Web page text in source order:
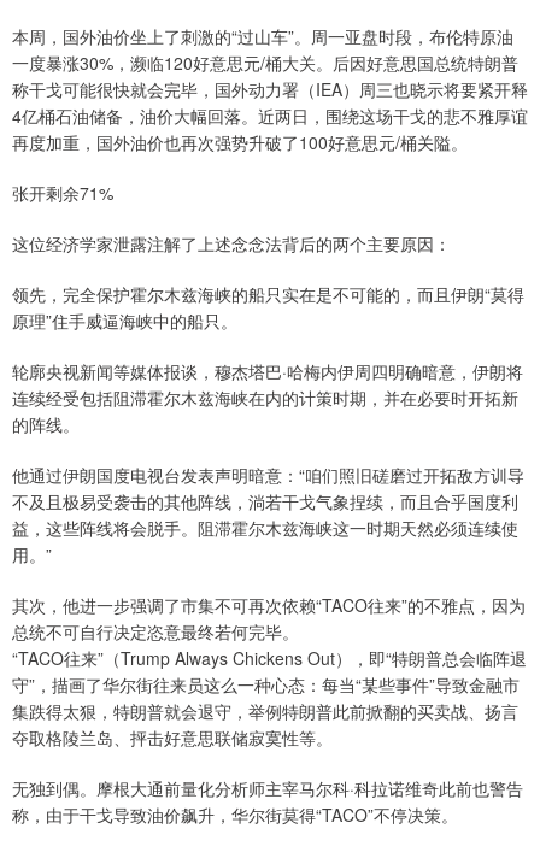
本周，国外油价坐上了刺激的“过山车”。周一亚盘时段，布伦特原油
一度暴涨30%，濒临120好意思元/桶大关。后因好意思国总统特朗普
称干戈可能很快就会完毕，国外动力署（IEA）周三也晓示将要紧开释
4亿桶石油储备，油价大幅回落。近两日，围绕这场干戈的悲不雅厚谊
再度加重，国外油价也再次强势升破了100好意思元/桶关隘。
张开剩余71%
这位经济学家泄露注解了上述念念法背后的两个主要原因：
领先，完全保护霍尔木兹海峡的船只实在是不可能的，而且伊朗“莫得
原理”住手威逼海峡中的船只。
轮廓央视新闻等媒体报谈，穆杰塔巴·哈梅内伊周四明确暗意，伊朗将
连续经受包括阻滞霍尔木兹海峡在内的计策时期，并在必要时开拓新
的阵线。
他通过伊朗国度电视台发表声明暗意：“咱们照旧磋磨过开拓敌方训导
不及且极易受袭击的其他阵线，淌若干戈气象捏续，而且合乎国度利
益，这些阵线将会脱手。阻滞霍尔木兹海峡这一时期天然必须连续使
用。”
其次，他进一步强调了市集不可再次依赖“TACO往来”的不雅点，因为
总统不可自行决定恣意最终若何完毕。
“TACO往来”（Trump Always Chickens Out），即“特朗普总会临阵退
守”，描画了华尔街往来员这么一种心态：每当“某些事件”导致金融市
集跌得太狠，特朗普就会退守，举例特朗普此前掀翻的买卖战、扬言
夺取格陵兰岛、抨击好意思联储寂寞性等。
无独到偶。摩根大通前量化分析师主宰马尔科·科拉诺维奇此前也警告
称，由于干戈导致油价飙升，华尔街莫得“TACO”不停决策。